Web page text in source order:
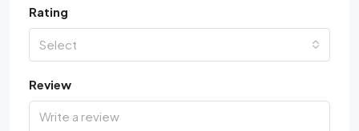
Rating
Select
Review